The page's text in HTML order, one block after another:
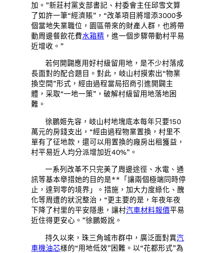
加。”新莊村黨支部書記、村委會主任邱雪文算
了如許一筆“經濟賬”，“改革項目將增添3000多
個當地失業職位，園區帶來的財產人群，也將帶
動周邊餐飲花費水箱精 ，進一個步驟帶動村平易
近增收。”
若何開闢應用好村級留用地，是不少村落成
長面對的配合題目。對此，岐山村摸索出“物業
換空間”形式，經由過程當局招商引進開闢主
體，采取“一地一策”，破解村級留用地落地困
難。
徐鵬姬先容，岐山村地塊底本每年只要150
萬元的房錢支出，“經由過程物業置換，村里不
單有了征地款，還可以用置換的廠房出租獲益，
村平易近人均分派增加近40%”。
一系列改革不只完美了周邊途徑、水電、通
訊等基本舉措她的目的是**「讓兩個極端同時停
止，達到零的境界」。措施，加大力度綠化、醜
化等周遭的狀況整治，“更主要的是，年夜年夜
下降了村里的平安隱患，讓村汽車材料報價平易
近住得更安心。”徐鵬姬說。
持久以來，珠三角城市群中，廣泛面對異汽
車機油芯樣的“用地低效”困難。以“花都形式”為